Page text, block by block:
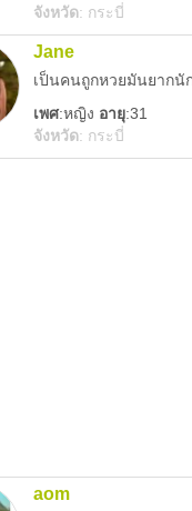
จังหวัด: กระบี่
Jane
เป็นคนถูกหวยมันยากนั
เพศ:หญิง อายุ:31
จังหวัด: กระบี่
aom